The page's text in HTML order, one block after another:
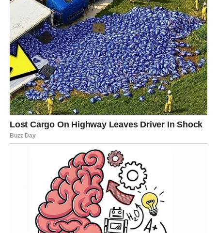
Prije unošenja vapna u tlo, bitno je procijeniti pH vrijednost tla.
Jedna učinkovita metoda za ovu procjenu uključuje korištenje
pH metara; međutim, najpouzdaniji pristup uključuje
prikupljanje uzoraka tla s više lokacija na dubini od 30
Uzorci će biti transportirani u specijalizirani laboratorij gdje će
se obaviti ispitivanja i dati rezultati, kao i eventualna rješenja.
Dodatne informacije možete pronaći u priloženom videu.